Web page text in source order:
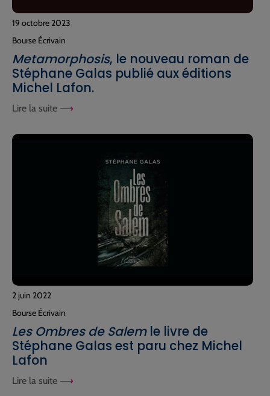
19 octobre 2023
Bourse Écrivain
Metamorphosis, le nouveau roman de
Stéphane Galas publié aux éditions
Michel Lafon.
Lire la suite
2 juin 2022
Bourse Écrivain
Les Ombres de Salemle livre de
Stéphane Galas est paru chez Michel
Lafon
Lire la suite